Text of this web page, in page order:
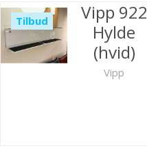
Tilbud
Vipp 922
Hylde
(hvid)
Vipp